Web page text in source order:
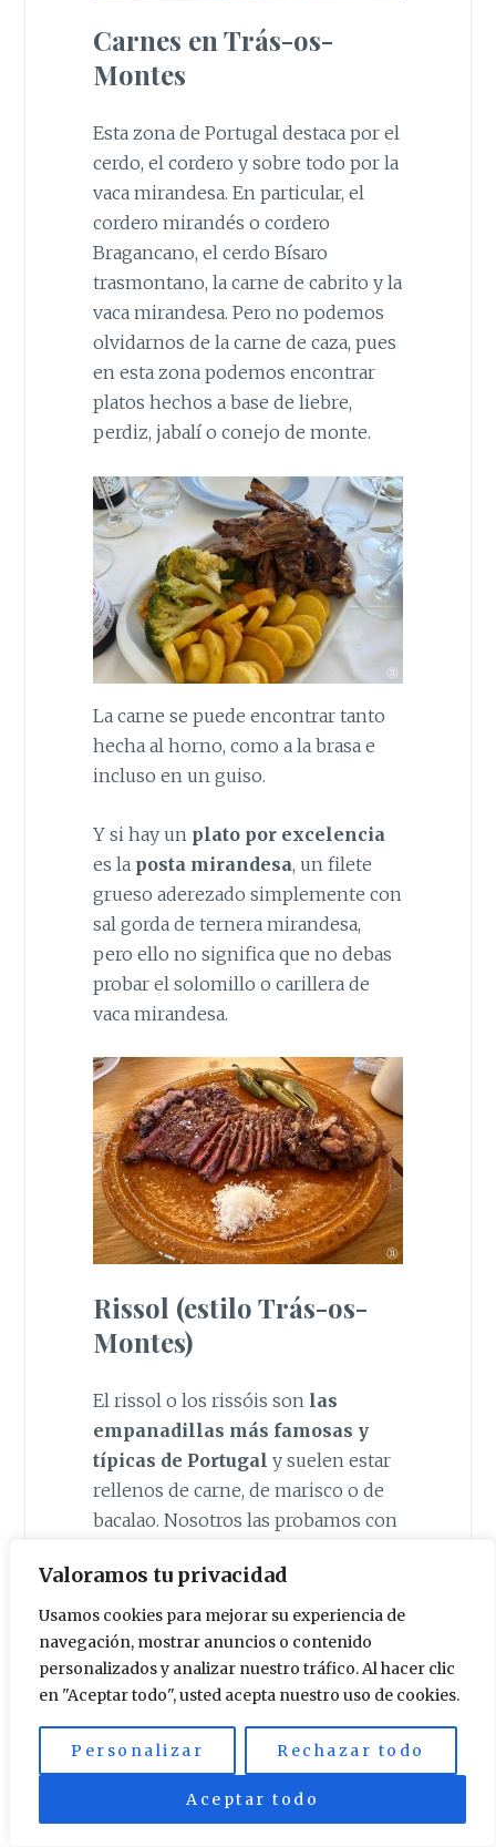
Valoramos tu privacidad
Usamos cookies para mejorar su experiencia de
navegación, mostrar anuncios o contenido
personalizados y analizar nuestro tráfico. Al hacer clic
en "Aceptar todo", usted acepta nuestro uso de cookies.
Personalizar Rechazar todo
Aceptar todo
Carnes en Trás-os-
Montes
Esta zona de Portugal destaca por el
cerdo, el cordero y sobre todo por la
vaca mirandesa. En particular, el
cordero mirandés o cordero
Bragancano, el cerdo Bísaro
trasmontano, la carne de cabrito y la
vaca mirandesa. Pero no podemos
olvidarnos de la carne de caza, pues
en esta zona podemos encontrar
platos hechos a base de liebre,
perdiz, jabalí o conejo de monte.
La carne se puede encontrar tanto
hecha al horno, como a la brasa e
incluso en un guiso.
Y si hay un plato por excelencia
es la posta mirandesa, un filete
grueso aderezado simplemente con
sal gorda de ternera mirandesa,
pero ello no significa que no debas
probar el solomillo o carillera de
vaca mirandesa.
Rissol (estilo Trás-os-
Montes)
El rissol o los rissóis son las
empanadillas más famosas y
típicas de Portugal y suelen estar
rellenos de carne, de marisco o de
bacalao. Nosotros las probamos con
una fantasía gastronómica.